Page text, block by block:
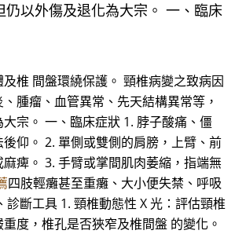
仍以外傷及退化為大宗。 一、臨床
椎 間盤環繞保護。 頸椎病變之致病因
腫瘤、血管異常、先天結構異常等，
宗。 一、臨床症狀 1. 脖子酸痛、僵
仰。 2. 單側或雙側的肩膀，上臂、前
痺。 3. 手臂或掌間肌肉萎縮，指端無
四肢輕癱甚至重癱、大小便失禁、呼吸
診斷工具 1. 頸椎動態性 X 光：評估頸椎
度，椎孔是否狹窄及椎間盤 的變化。